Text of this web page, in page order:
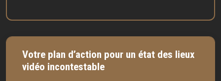
Votre plan d’action pour un état des lieux
vidéo incontestable